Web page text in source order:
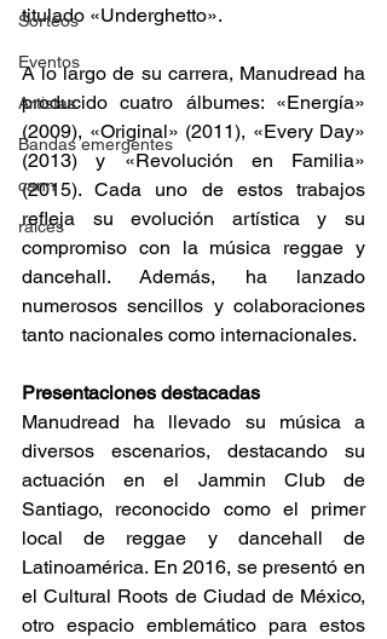
Sorteos
Eventos
Artistas
Bandas emergentes
cann
raices
titulado «Underghetto».​
A lo largo de su carrera, Manudread ha
producido cuatro álbumes: «Energía»
(2009), «Original» (2011), «Every Day»
(2013) y «Revolución en Familia»
(2015). Cada uno de estos trabajos
refleja su evolución artística y su
compromiso con la música reggae y
dancehall. Además, ha lanzado
numerosos sencillos y colaboraciones
tanto nacionales como internacionales. ​
Presentaciones destacadas
Manudread ha llevado su música a
diversos escenarios, destacando su
actuación en el Jammin Club de
Santiago, reconocido como el primer
local de reggae y dancehall de
Latinoamérica. En 2016, se presentó en
el Cultural Roots de Ciudad de México,
otro espacio emblemático para estos